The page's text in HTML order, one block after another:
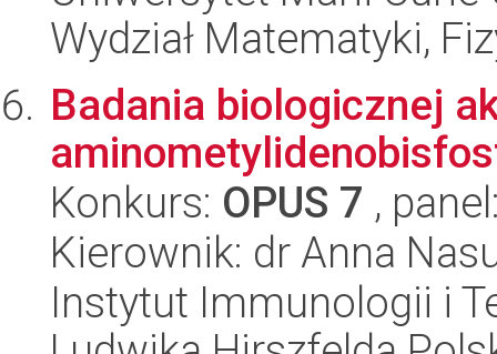
Wydział Matematyki,
Badania biologicznej
Konkurs: OPUS 7 ,
Kierownik: dr Anna
Instytut Immunologii i